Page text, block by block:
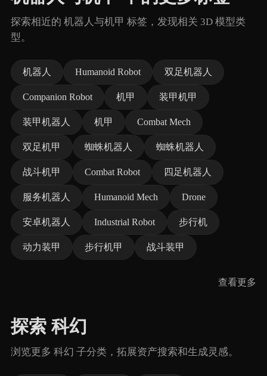
探索相近的 机器人与机甲 标签，发现相关 3D 模型类
型。
机器人 Humanoid Robot 双足机器人
Companion Robot 机甲 装甲机甲
装甲机器人 机甲 Combat Mech
双足机甲 蜘蛛机器人 蜘蛛机器人
战斗机甲 Combat Robot 四足机器人
服务机器人 Humanoid Mech Drone
安卓机器人 Industrial Robot 步行机
动力装甲 步行机甲 战斗装甲
查看更多
探索 科幻
浏览更多 科幻 子分类，拓展资产搜索和生成灵感。